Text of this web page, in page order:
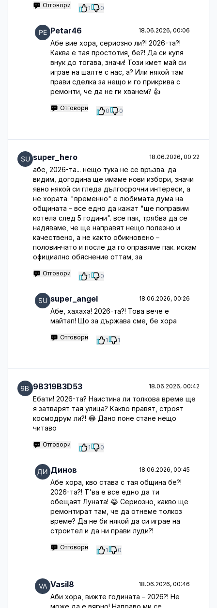
Отговори 1 0
Petar46 18.06.2026, 00:06
Абе вие хора, сериозно ли?! 2026-та?!
Каква е тая простотия, бе?! Да си купя
внук до тогава, значи! Този кмет май си
играе на шалте с нас, а? Или някой там
прави сделка за нещо и го прикрива с
ремонти, че да не ги хванем? 👍
Отговори 0 0
super_hero 18.06.2026, 00:22
абе, 2026-та... нещо тука не се връзва. да
видим, догодина ще имаме нови избори, значи
явно някой си гледа дългосрочни интереси, а
не хората. "временно" е любимата дума на
общината – все едно да кажат "ще поправим
котела след 5 години". все пак, трябва да се
надяваме, че ще направят нещо полезно и
качествено, а не както обикновено –
половинчато и после да го оправяме пак. искам
официално обяснение оттам, за
Отговори 1 0
super_angel 18.06.2026, 00:26
Абе, хахаха! 2026-та?! Това вече е
майтап! Що за държава сме, бе хора
Отговори 1 1
9B319B3D53 18.06.2026, 00:42
Ебати! 2026-та? Наистина ли толкова време ще
я затварят тая улица? Какво правят, строят
космодрум ли?! 😂 Дано поне стане нещо
читаво
Отговори 1 0
Динов 18.06.2026, 00:45
Абе хора, кво става с тая община бе?!
2026-та?! Т'ва е все едно да ти
обещаят Луната! 😂 Сериозно, какво ще
ремонтират там, че да отнеме толкоз
време? Да не би някой да си играе на
строител и да ни прави луди?!
Отговори 1 0
Vasil8 18.06.2026, 00:46
Аби хора, вижте годината – 2026?! Не
може да е вярно! Направо ми се